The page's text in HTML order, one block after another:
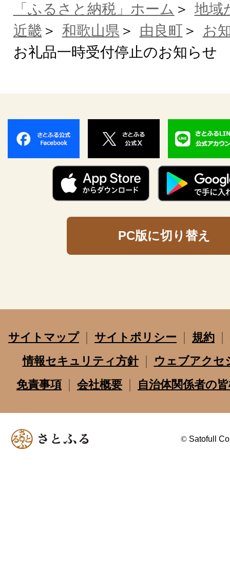
「ふるさと納税」ホーム
地域
近畿
和歌山県 由良町
お
お礼品一時受付停止のお知らせ
PC版に切り替え
サイトマップ サイトポリシー
規約
情報セキュリティ方針
ウェブアクセ
免責事項
会社概要 自治体関係者の
© Satofull